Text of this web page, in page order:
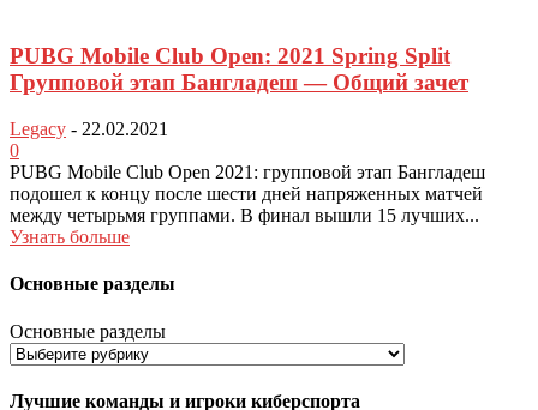
PUBG Mobile Club Open: 2021 Spring Split
Групповой этап Бангладеш — Общий зачет
Legacy - 22.02.2021
0
PUBG Mobile Club Open 2021: групповой этап Бангладеш
подошел к концу после шести дней напряженных матчей
между четырьмя группами. В финал вышли 15 лучших...
Узнать больше
Основные разделы
Основные разделы
Лучшие команды и игроки киберспорта